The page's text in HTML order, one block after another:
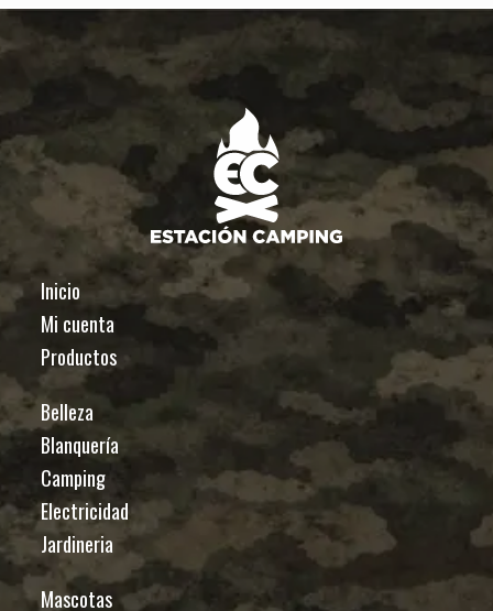
Inicio
Mi cuenta
Productos
Belleza
Blanquería
Camping
Electricidad
Jardineria
Mascotas